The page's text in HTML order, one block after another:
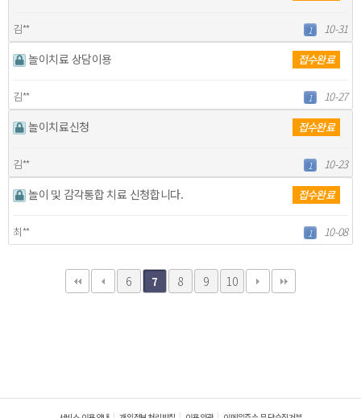
김** 1 10-31
놀이치료 상담이용 접수완료
김** 1 10-27
놀이치료신청 접수완료
김** 1 10-23
놀이 및 감각통합 치료 신청합니다. 접수완료
최** 1 10-08
6 7 8 9 10